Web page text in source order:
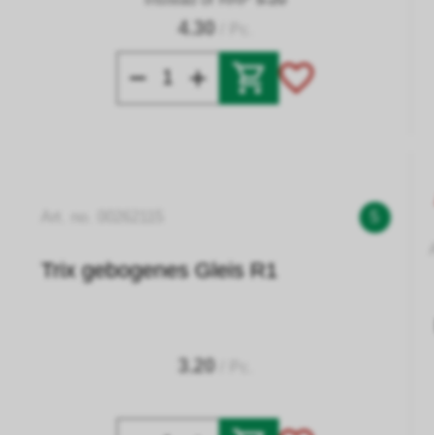
4.30
5
Trix gebogenes Gleis R1
3.20